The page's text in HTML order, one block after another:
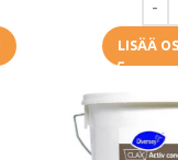
LISÄÄ